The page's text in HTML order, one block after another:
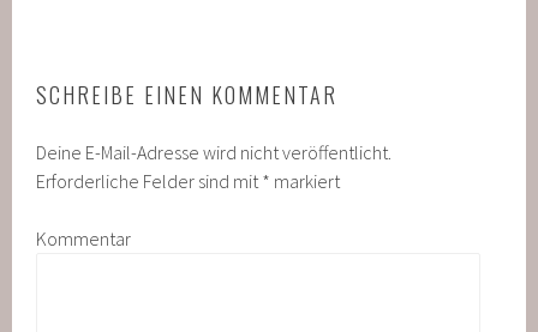
SCHREIBE EINEN KOMMENTAR
Deine E-Mail-Adresse wird nicht veröffentlicht.
Erforderliche Felder sind mit * markiert
Kommentar